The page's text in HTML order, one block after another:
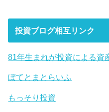
投資ブログ相互リンク
81年生まれが投資による資
ぽてとまとらいふ
もっそり投資